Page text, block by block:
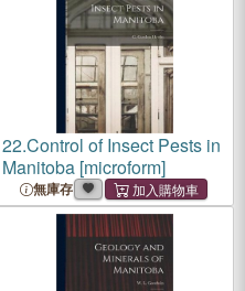
22.Control of Insect Pests in
Manitoba [microform]
無庫存